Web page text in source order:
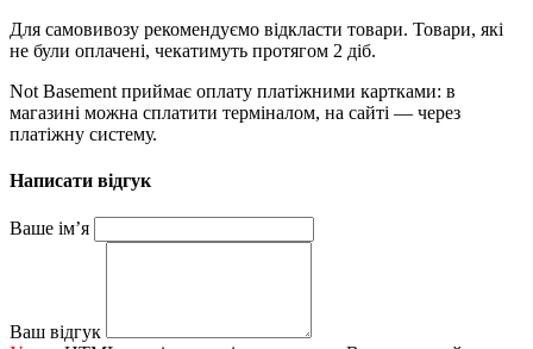
Для самовивозу рекомендуємо відкласти товари. Товари, які
не були оплачені, чекатимуть протягом 2 діб.
Not Basement приймає оплату платіжними картками: в
магазині можна сплатити терміналом, на сайті — через
платіжну систему.
Написати відгук
Ваше ім’я
Ваш відгук